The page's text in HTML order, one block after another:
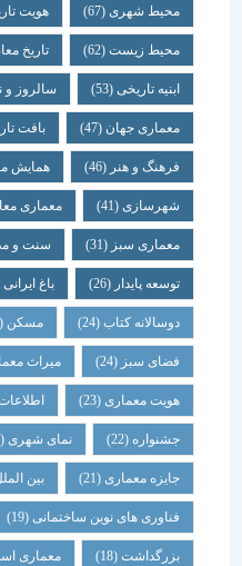
محیط شهری(67) هویت تاریخی(67)
محیط زیست(62) تاریخ معاصر(60)
ابنیه تاریخی(53) سالروز و
معماری جهان (47) بافت تاریخی(47)
فرهنگ و هنر(46) همایش معماری (46)
شهرسازی(41) معماری معاصر(40)
معماری سبز(31) سنت و مدرنیته(30)
توسعه پایدار(26) باغ ایرانی(26)
دوسالانه کتاب(24) مسکن (24)
فضای سبز(24) میراث معماری (23)
هویت معماری (23) اطلاعات تاریخی
جشنواره(22) نمای شهری(22)
جایزه معماری (21) بین الملل(21)
فناوری های نوین ساختمانی(19)
بزرگداشت (18) معماری اسلامی(18)